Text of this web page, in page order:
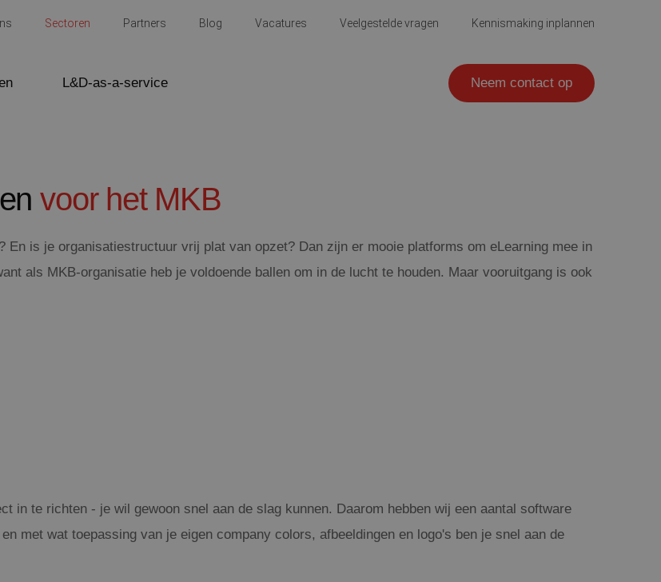
Sectoren Partners Blog Vacatures Veelgestelde vragen Kennismaking inplannen
L&D-as-a-service Neem contact op
voor het MKB
is je organisatiestructuur vrij plat van opzet? Dan zijn er mooie platforms om eLearning mee in
als MKB-organisatie heb je voldoende ballen om in de lucht te houden. Maar vooruitgang is ook
in te richten - je wil gewoon snel aan de slag kunnen. Daarom hebben wij een aantal software
met wat toepassing van je eigen company colors, afbeeldingen en logo's ben je snel aan de